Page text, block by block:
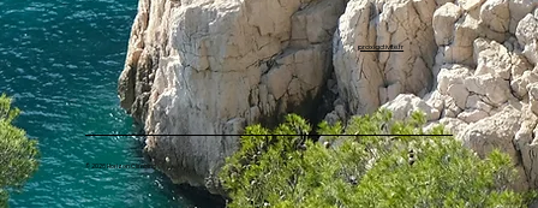
proxiactivite.fr
© 2026 Horizon Climbing